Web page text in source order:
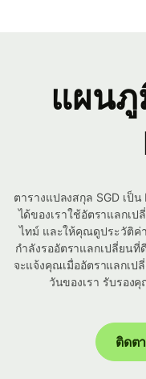
แผนภู
ตารางแปลงสกุล SGD เป็
ได้ของเราใช้อัตราแลกเ
ไทม์ และให้คุณดูประวัติค่
กำลังรออัตราแลกเปลี่ยนที่
จะแจ้งคุณเมื่ออัตราแลกเป
วันของเรา รับรอง
ติดต